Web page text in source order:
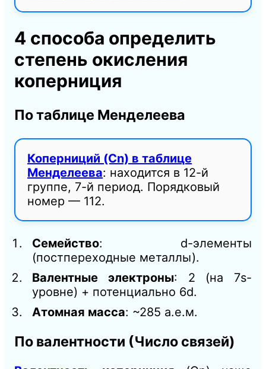
4 способа определить
степень окисления
коперниция
По таблице Менделеева
Коперниций (Cn) в таблице
Менделеева: находится в 12-й
группе, 7-й период. Порядковый
номер — 112.
Семейство: d-элементы
(постпереходные металлы).
Валентные электроны: 2 (на 7s-
уровне) + потенциально 6d.
Атомная масса: ~285 а.е.м.
По валентности (Число связей)